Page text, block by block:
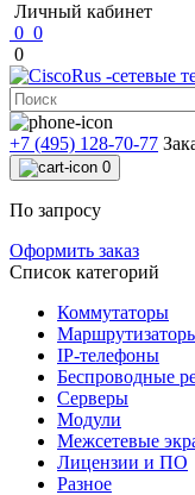
Личный кабинет
0 0
0
+7 (495) 128-70-77
0
По запросу
Оформить заказ
Список категорий
Коммутаторы
IP-телефоны
Беспроводные
Серверы
Модули
Межсетевые
Лицензии и ПО
Разное